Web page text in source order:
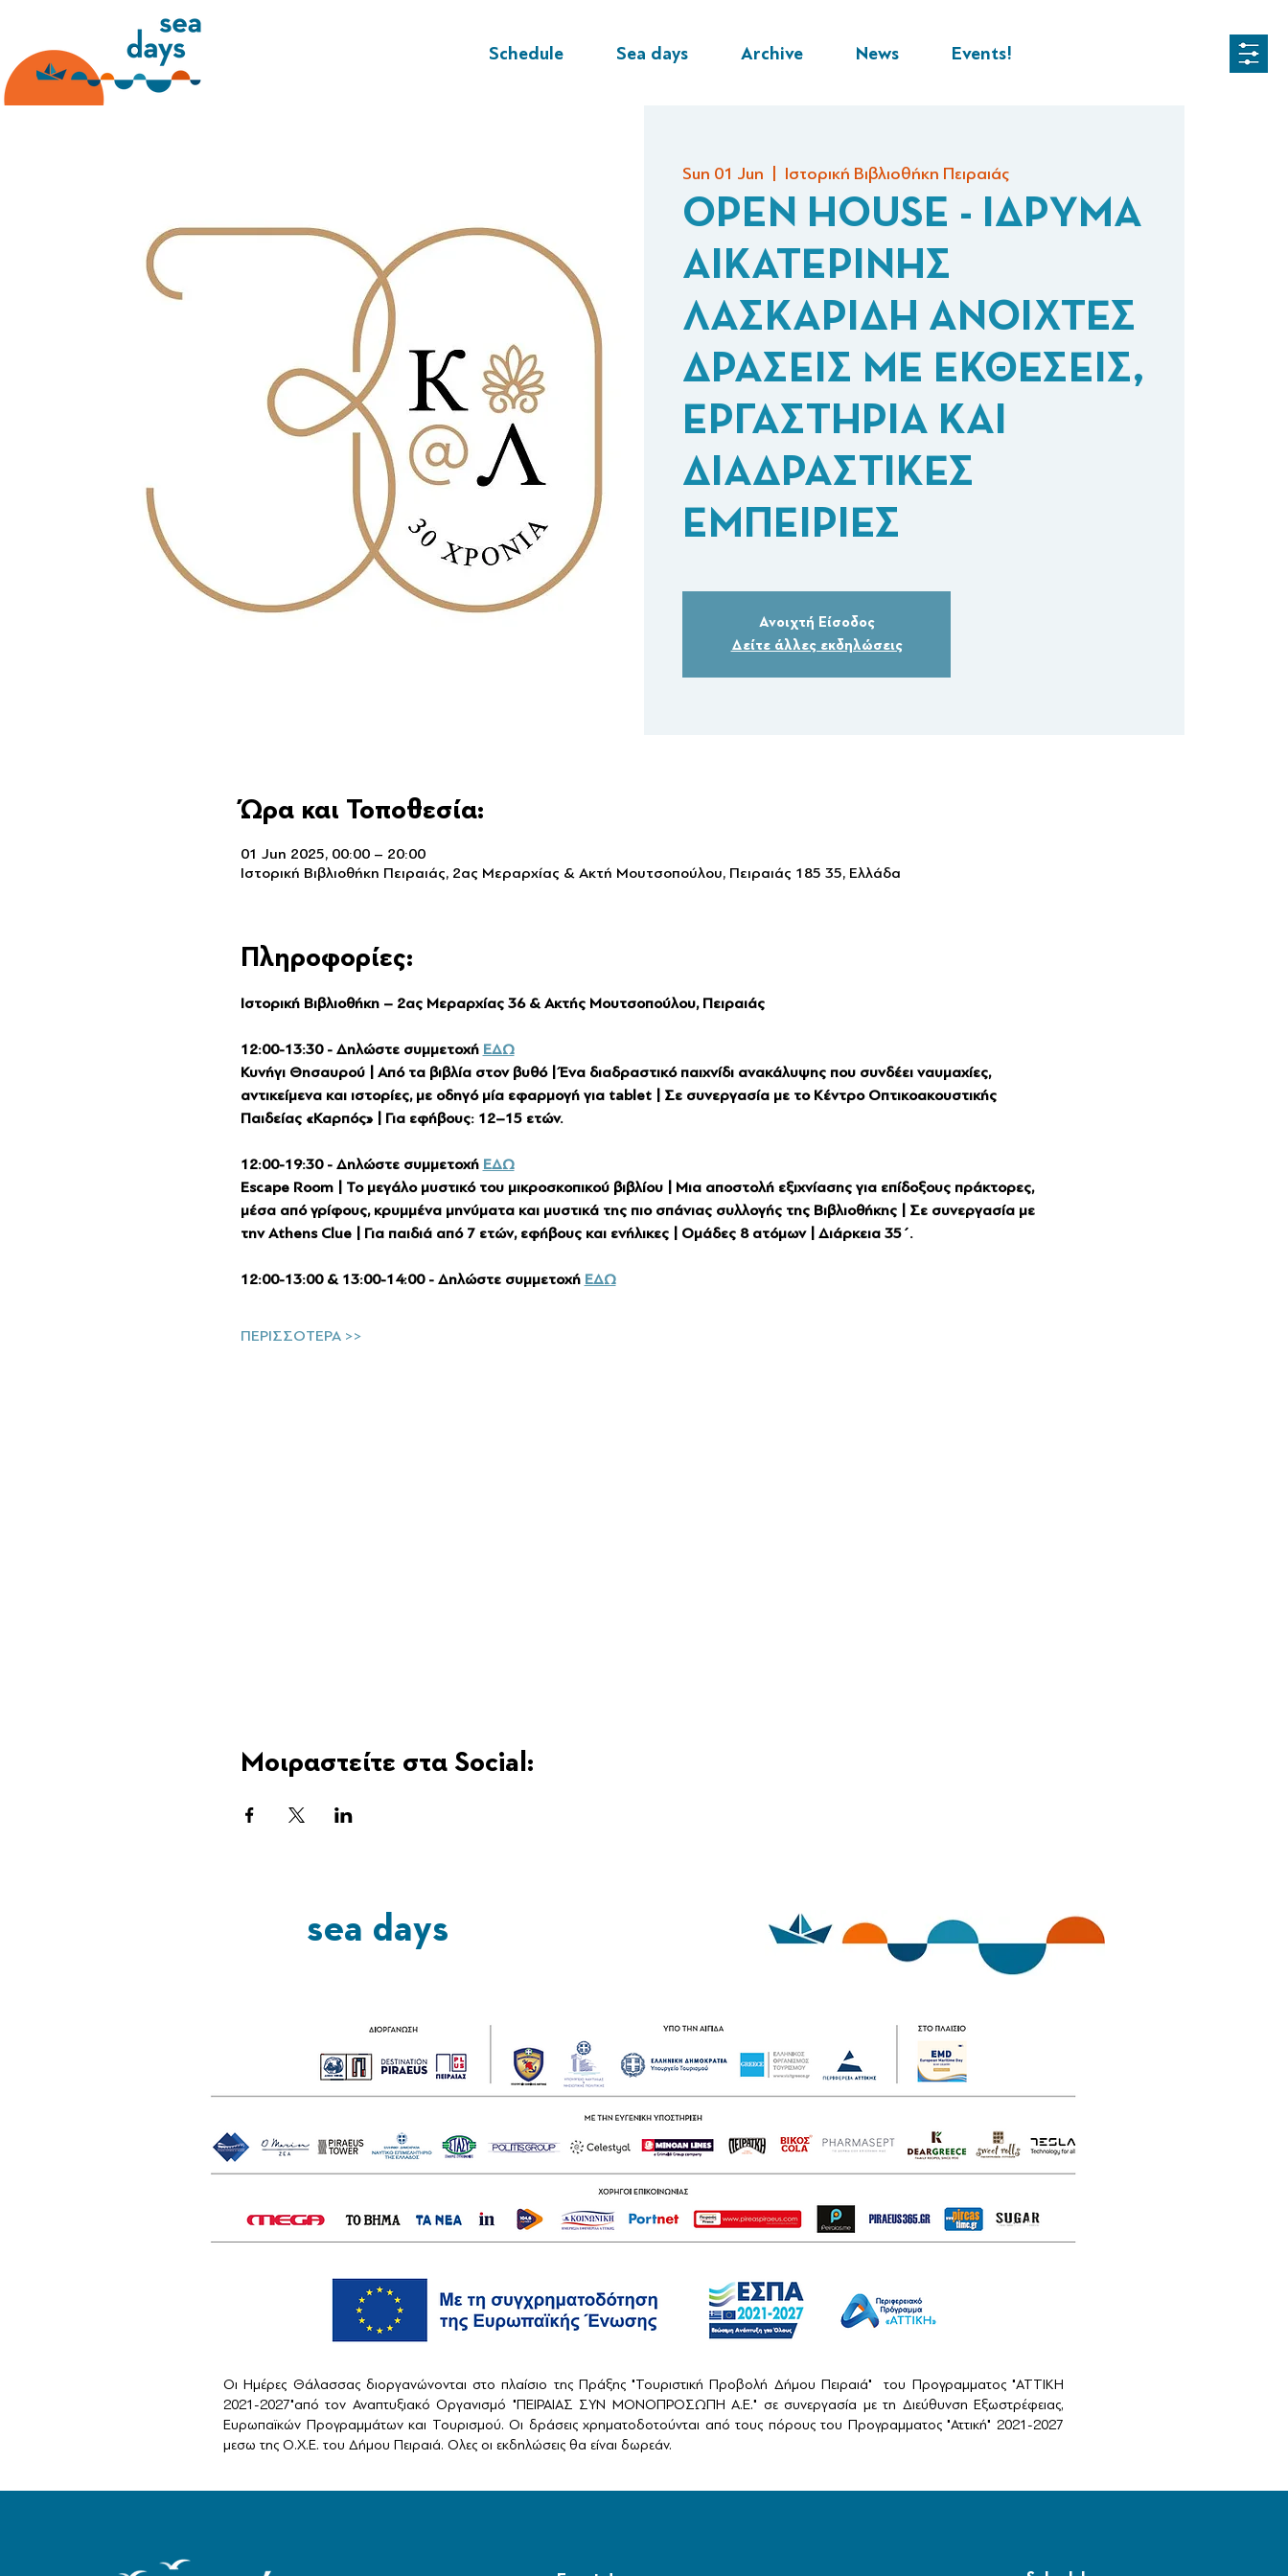
Schedule Sea days Archive News Events!
Sun 01 Jun Ιστορική Βιβλιοθήκη Πειραιάς
OPEN HOUSE - ΙΔΡΥΜΑ
ΑΙΚΑΤΕΡΙΝΗΣ
ΛΑΣΚΑΡΙΔΗ ΑΝΟΙΧΤΕΣ
ΔΡΑΣΕΙΣ ΜΕ ΕΚΘΕΣΕΙΣ,
ΕΡΓΑΣΤΗΡΙΑ ΚΑΙ
ΔΙΑΔΡΑΣΤΙΚΕΣ
ΕΜΠΕΙΡΙΕΣ
Ανοιχτή Είσοδος
Δείτε άλλες εκδηλώσεις
Ώρα και Τοποθεσία:
01 Jun 2025, 00:00 – 20:00
Ιστορική Βιβλιοθήκη Πειραιάς, 2ας Μεραρχίας & Ακτή Μουτσοπούλου, Πειραιάς 185 35, Ελλάδα
Πληροφορίες:
Ιστορική Βιβλιοθήκη – 2ας Μεραρχίας 36 & Ακτής Μουτσοπούλου, Πειραιάς
12:00-13:30 - Δηλώστε συμμετοχή ΕΔΩ
Κυνήγι Θησαυρού | Από τα βιβλία στον βυθό | Ένα διαδραστικό παιχνίδι ανακάλυψης που συνδέει ναυμαχίες,
αντικείμενα και ιστορίες, με οδηγό μία εφαρμογή για tablet | Σε συνεργασία με το Κέντρο Οπτικοακουστικής
Παιδείας «Καρπός» | Για εφήβους: 12–15 ετών.
12:00-19:30 - Δηλώστε συμμετοχή ΕΔΩ
Escape Room | Το μεγάλο μυστικό του μικροσκοπικού βιβλίου | Μια αποστολή εξιχνίασης για επίδοξους πράκτορες,
μέσα από γρίφους, κρυμμένα μηνύματα και μυστικά της πιο σπάνιας συλλογής της Βιβλιοθήκης | Σε συνεργασία με
την Athens Clue | Για παιδιά από 7 ετών, εφήβους και ενήλικες | Ομάδες 8 ατόμων | Διάρκεια 35΄.
12:00-13:00 & 13:00-14:00 - Δηλώστε συμμετοχή ΕΔΩ
ΠΕΡΙΣΣΟΤΕΡΑ >>
Μοιραστείτε στα Social:
sea days
Οι Ημέρες Θάλασσας διοργανώνονται στο πλαίσιο της Πράξης "Τουριστική Προβολή Δήμου Πειραιά" του Προγραμματος "ΑΤΤΙΚΗ
2021-2027"από τον Αναπτυξιακό Οργανισμό "ΠΕΙΡΑΙΑΣ ΣΥΝ ΜΟΝΟΠΡΟΣΩΠΗ Α.Ε." σε συνεργασία με τη Διεύθυνση Εξωστρέφειας,
Ευρωπαϊκών Προγραμμάτων και Τουρισμού. Οι δράσεις χρηματοδοτούνται από τους πόρους του Προγραμματος "Αττική" 2021-2027
μεσω της Ο.Χ.Ε. του Δήμου Πειραιά. Ολες οι εκδηλώσεις θα είναι δωρεάν.